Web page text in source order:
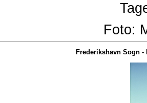
Foto:
Frederikshavn Sogn-